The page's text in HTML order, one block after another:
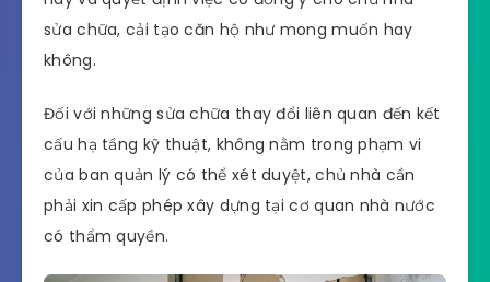
sửa chữa, cải tạo căn hộ như mong muốn hay
không.
Đối với những sửa chữa thay đổi liên quan đến kết
cấu hạ tầng kỹ thuật, không nằm trong phạm vi
của ban quản lý có thể xét duyệt, chủ nhà cần
phải xin cấp phép xây dựng tại cơ quan nhà nước
có thẩm quyền.